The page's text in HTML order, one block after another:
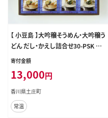
【 小豆島 】大吟穣そうめん・大吟穣う
どん だし・かえし詰合せ30-PSK 麺
類 素麺
寄付金額
13,000円
香川県土庄町
常温